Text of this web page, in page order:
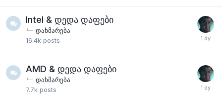
Intel & დედა დაფები
დახმარება
16.4k posts
AMD & დედა დაფები
დახმარება
7.7k posts